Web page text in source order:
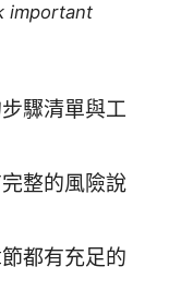
important
驟清單與工
整的風險說
都有充足的